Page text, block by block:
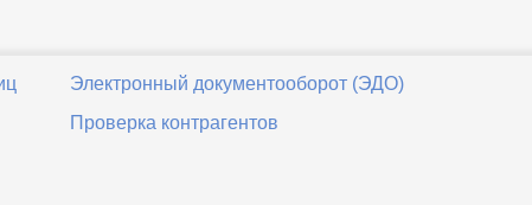
Электронный документооборот (ЭДО)
Проверка контрагентов